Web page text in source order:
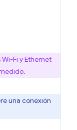
Fi y Ethernet
una conexión